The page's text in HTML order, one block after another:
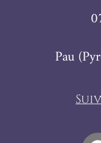
Pau